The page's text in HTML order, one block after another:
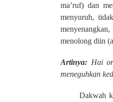
ma’ruf) dan
menyuruh,
menolong diin
Artinya: Hai
meneguhkan
Dakwah